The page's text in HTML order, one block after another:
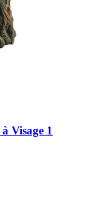
Visage 1